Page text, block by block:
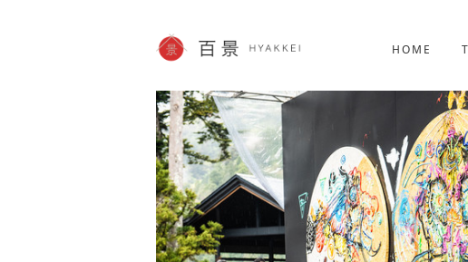
HOME
SHOPPING
JP info